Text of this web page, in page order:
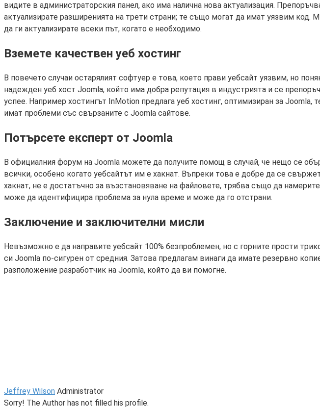
видите в администраторския панел, ако има налична нова актуализация.
актуализирате разширенията на трети страни; те също могат да имат уязвим
да ги актуализирате всеки път, когато е необходимо.
Вземете качествен уеб хостинг
В повечето случаи остарялият софтуер е това, което прави уебсайт уязвим, но
надежден уеб хост Joomla, който има добра репутация в индустрията и се
успее. Например хостингът InMotion предлага уеб хостинг, оптимизиран за
имат проблеми със свързаните с Joomla сайтове.
Потърсете експерт от Joomla
В официалния форум на Joomla можете да получите помощ в случай, че нещо се
всички, особено когато уебсайтът им е хакнат. Въпреки това е добре да се
хакнат, не е достатъчно за възстановяване на файловете, трябва също да
може да идентифицира проблема за нула време и може да го отстрани.
Заключение и заключителни мисли
Невъзможно е да направите уебсайт 100% безпроблемен, но с горните прости
си Joomla по-сигурен от средния. Затова предлагам винаги да имате резервно
разположение разработчик на Joomla, който да ви помогне.
Jeffrey Wilson Administrator
Sorry! The Author has not filled his profile.